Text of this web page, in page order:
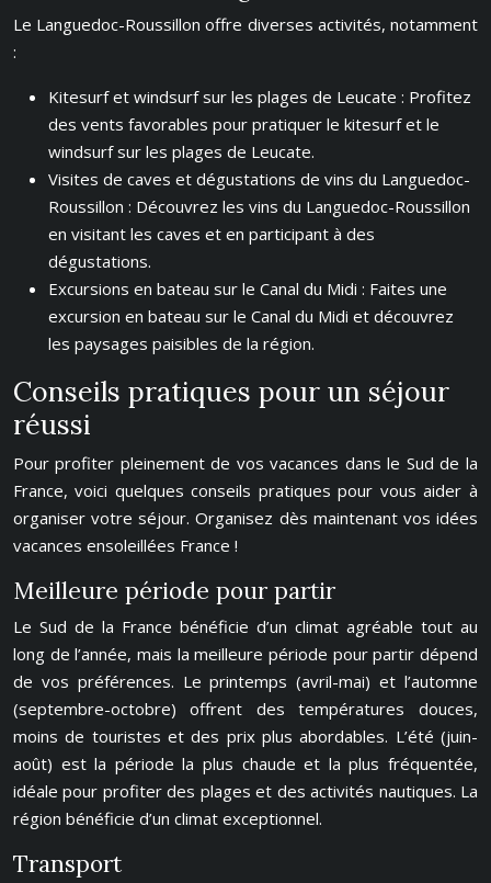
Le Languedoc-Roussillon offre diverses activités, notamment
:
Kitesurf et windsurf sur les plages de Leucate : Profitez
des vents favorables pour pratiquer le kitesurf et le
windsurf sur les plages de Leucate.
Visites de caves et dégustations de vins du Languedoc-
Roussillon : Découvrez les vins du Languedoc-Roussillon
en visitant les caves et en participant à des
dégustations.
Excursions en bateau sur le Canal du Midi : Faites une
excursion en bateau sur le Canal du Midi et découvrez
les paysages paisibles de la région.
Conseils pratiques pour un séjour
réussi
Pour profiter pleinement de vos vacances dans le Sud de la
France, voici quelques conseils pratiques pour vous aider à
organiser votre séjour. Organisez dès maintenant vos idées
vacances ensoleillées France !
Meilleure période pour partir
Le Sud de la France bénéficie d’un climat agréable tout au
long de l’année, mais la meilleure période pour partir dépend
de vos préférences. Le printemps (avril-mai) et l’automne
(septembre-octobre) offrent des températures douces,
moins de touristes et des prix plus abordables. L’été (juin-
août) est la période la plus chaude et la plus fréquentée,
idéale pour profiter des plages et des activités nautiques. La
région bénéficie d’un climat exceptionnel.
Transport